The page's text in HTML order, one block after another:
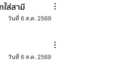
ส่สามี
วันที่ 6 ส.ค. 2569
วันที่ 6 ส.ค. 2569